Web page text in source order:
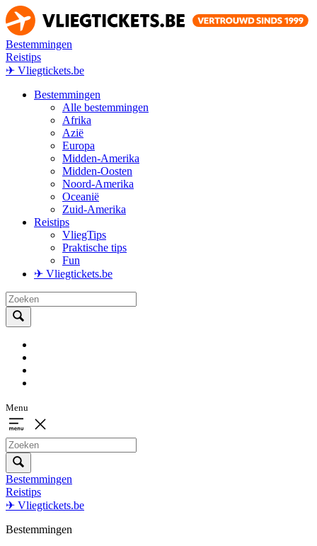
Bestemmingen
Reistips
✈ Vliegtickets.be
Bestemmingen
Alle bestemmingen
Afrika
Azië
Europa
Midden-Amerika
Midden-Oosten
Noord-Amerika
Oceanië
Zuid-Amerika
Reistips
VliegTips
Praktische tips
Fun
✈ Vliegtickets.be
Menu
Bestemmingen
Reistips
✈ Vliegtickets.be
Bestemmingen